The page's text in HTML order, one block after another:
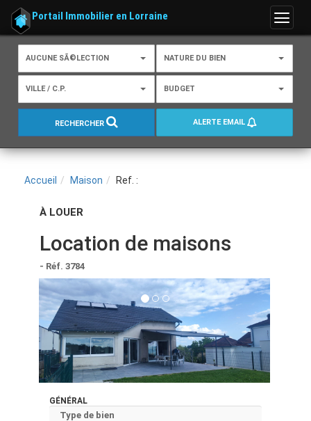
Menu
Portail Immobilier en Lorraine
AUCUNE SÃ©LECTION NATURE DU BIEN
VILLE / C.P. BUDGET
RECHERCHER ALERTE EMAIL
Accueil Maison Ref. :
À LOUER
Location de maisons
- Réf. 3784
GÉNÉRAL
Type de bien